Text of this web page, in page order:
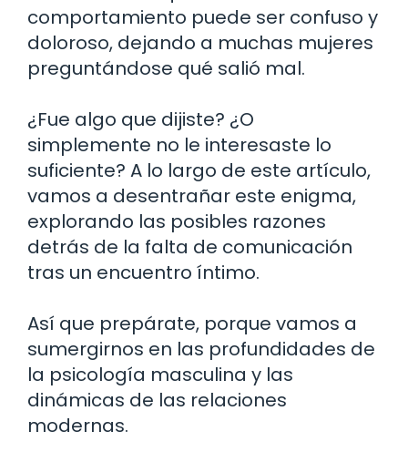
comportamiento puede ser confuso y
doloroso, dejando a muchas mujeres
preguntándose qué salió mal.
¿Fue algo que dijiste? ¿O
simplemente no le interesaste lo
suficiente? A lo largo de este artículo,
vamos a desentrañar este enigma,
explorando las posibles razones
detrás de la falta de comunicación
tras un encuentro íntimo.
Así que prepárate, porque vamos a
sumergirnos en las profundidades de
la psicología masculina y las
dinámicas de las relaciones
modernas.